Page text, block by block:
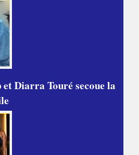
Diarra Touré secoue la